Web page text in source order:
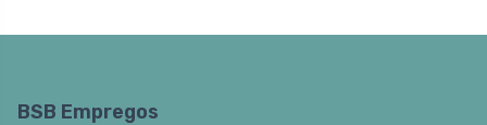
BSB Empregos